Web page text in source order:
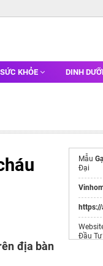
SỨC KHỎE DINH
địa bàn
Mẫu
Đại
https://
Đầu Tư